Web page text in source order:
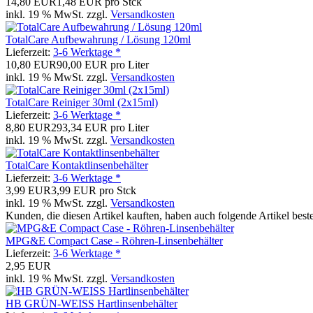
inkl. 19 % MwSt. zzgl. Versandkosten
TotalCare Aufbewahrung / Lösung 120ml
Lieferzeit: 3-6 Werktage *
10,80 EUR90,00 EUR pro Liter
inkl. 19 % MwSt. zzgl. Versandkosten
TotalCare Reiniger 30ml (2x15ml)
Lieferzeit: 3-6 Werktage *
8,80 EUR293,34 EUR pro Liter
inkl. 19 % MwSt. zzgl. Versandkosten
TotalCare Kontaktlinsenbehälter
Lieferzeit: 3-6 Werktage *
3,99 EUR3,99 EUR pro Stck
inkl. 19 % MwSt. zzgl. Versandkosten
Kunden, die diesen Artikel kauften, haben auch folgende Artikel
MPG&E Compact Case - Röhren-Linsenbehälter
Lieferzeit: 3-6 Werktage *
2,95 EUR
inkl. 19 % MwSt. zzgl. Versandkosten
HB GRÜN-WEISS Hartlinsenbehälter